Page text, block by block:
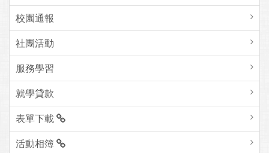
校園通報
社團活動
服務學習
就學貸款
表單下載
活動相簿